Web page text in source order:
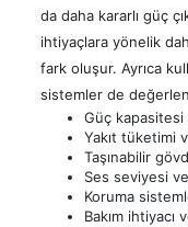
da daha kararlı güç
ihtiyaçlara yönelik
fark oluşur. Ayrıca
sistemler de
Güç kapasitesi
Yakıt tüketimi
Taşınabilir
Ses seviyesi
Koruma
Bakım ihtiyacı